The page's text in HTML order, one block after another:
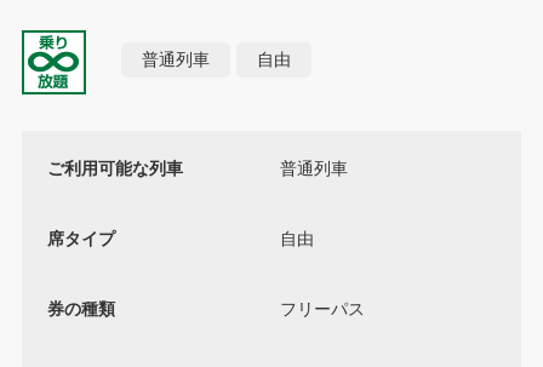
普通列車 自由
ご利用可能な列車 普通列車
席タイプ 自由
券の種類 フリーパス